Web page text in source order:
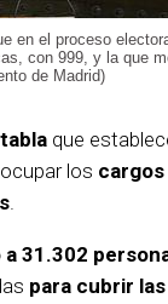
en el proceso
con 999, y la que
de Madrid)
que
los
.
31.302
para cubrir